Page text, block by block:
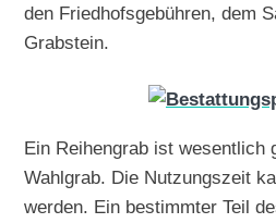
den Friedhofsgebühren, dem
Grabstein.
Ein Reihengrab ist wesentlich
Wahlgrab. Die Nutzungszeit
werden. Ein bestimmter Teil